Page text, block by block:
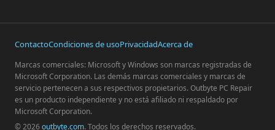
ContactoCondiciones de usoPrivacidadAcerca de
Marcas comerciales: Microsoft y Windows son marcas registradas de
Microsoft Corporation. Las demás marcas comerciales y marcas de
servicio pertenecen a sus respectivos propietarios. Outbyte PC Repair
es un producto independiente y no está afiliado ni respaldado por
Microsoft Corporation.
© 2026outbyte.com. Todos los derechos reservados.